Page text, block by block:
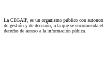
La CEGAIP, es un organismo público con
de gestión y de decisión, a la que se encomienda
derecho de acceso a la información púbica.